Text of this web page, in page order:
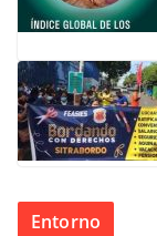
Entorno